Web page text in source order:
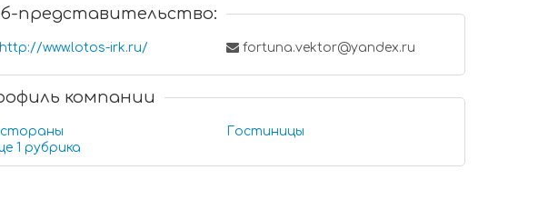
представительство:
http://www.lotos-irk.ru/ fortuna.vektor@yandex.ru
компании
Гостиницы
Еще 1 рубрика